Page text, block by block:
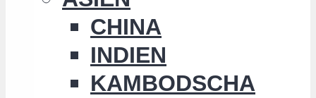
CHINA
INDIEN
KAMBODSCHA